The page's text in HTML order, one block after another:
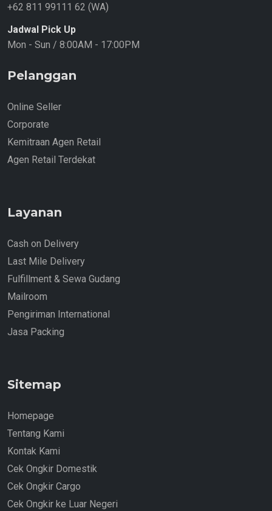
+62 811 99111 62 (WA)
Jadwal Pick Up
Mon - Sun / 8:00AM - 17:00PM
Pelanggan
Online Seller
Corporate
Kemitraan Agen Retail
Agen Retail Terdekat
Layanan
Cash on Delivery
Last Mile Delivery
Fulfillment & Sewa Gudang
Mailroom
Pengiriman International
Jasa Packing
Sitemap
Homepage
Tentang Kami
Kontak Kami
Cek Ongkir Domestik
Cek Ongkir Cargo
Cek Ongkir ke Luar Negeri